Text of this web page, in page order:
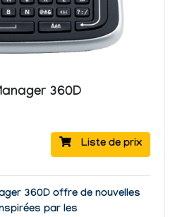
360D
Liste de prix
360D offre de nouvelles
par les